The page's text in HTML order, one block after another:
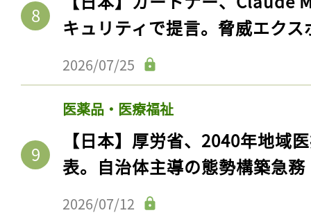
キュリティで提言。脅威エク
2026/07/25
医薬品・医療福祉
【日本】厚労省、2040年地域
表。自治体主導の態勢構築急務
2026/07/12